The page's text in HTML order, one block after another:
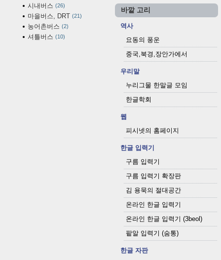
시내버스 26
마을버스, DRT 21
농어촌버스 2
셔틀버스 10
바깥 고리
역사
요동의 풍운
중국,북경,장안가에서
우리말
누리그물 한말글 모임
한글학회
웹
피시넷의 홈페이지
한글 입력기
구름 입력기
구름 입력기 확장판
김 용묵의 절대공간
온라인 한글 입력기
온라인 한글 입력기 (3beol)
팥알 입력기 (숨통)
한글 자판